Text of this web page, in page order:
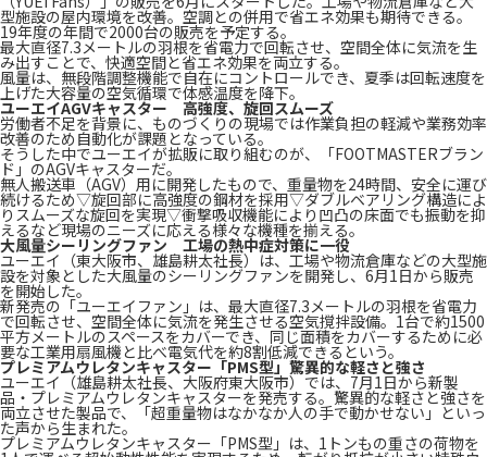
型施設の屋内環境を改善。空調との併用で省エネ効果も期待できる。
19年度の年間で2000台の販売を予定する。
最大直径7.3メートルの羽根を省電力で回転させ、空間全体に気流を生
み出すことで、快適空間と省エネ効果を両立する。
風量は、無段階調整機能で自在にコントロールでき、夏季は回転速度を
上げた大容量の空気循環で体感温度を降下。
ユーエイAGVキャスター 高強度、旋回スムーズ
労働者不足を背景に、ものづくりの現場では作業負担の軽減や業務効率
改善のため自動化が課題となっている。
そうした中でユーエイが拡販に取り組むのが、「FOOTMASTERブラン
ド」のAGVキャスターだ。
無人搬送車（AGV）用に開発したもので、重量物を24時間、安全に運び
続けるため▽旋回部に高強度の鋼材を採用▽ダブルベアリング構造によ
りスムーズな旋回を実現▽衝撃吸収機能により凹凸の床面でも振動を抑
えるなど現場のニーズに応える様々な機種を揃える。
大風量シーリングファン 工場の熱中症対策に一役
ユーエイ（東大阪市、雄島耕太社長）は、工場や物流倉庫などの大型施
設を対象とした大風量のシーリングファンを開発し、6月1日から販売
を開始した。
新発売の「ユーエイファン」は、最大直径7.3メートルの羽根を省電力
で回転させ、空間全体に気流を発生させる空気撹拌設備。1台で約1500
平方メートルのスペースをカバーでき、同じ面積をカバーするために必
要な工業用扇風機と比べ電気代を約8割低減できるという。
プレミアムウレタンキャスター「PMS型」驚異的な軽さと強さ
ユーエイ（雄島耕太社長、大阪府東大阪市）では、7月1日から新製
品・プレミアムウレタンキャスターを発売する。驚異的な軽さと強さを
両立させた製品で、「超重量物はなかなか人の手で動かせない」といっ
た声から生まれた。
プレミアムウレタンキャスター「PMS型」は、1トンもの重さの荷物を